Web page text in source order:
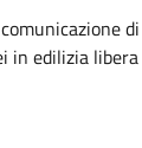
in edilizia libera